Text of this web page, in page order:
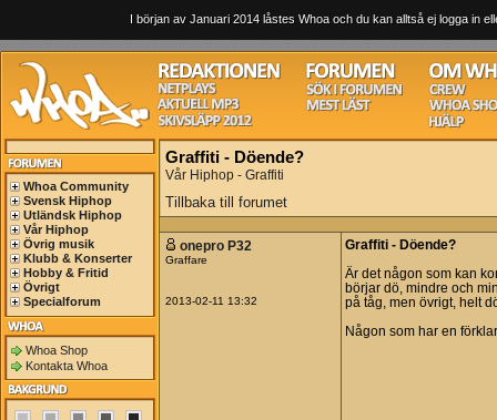
I början av Januari 2014 låstes Whoa och du kan alltså ej logga in
Whoa Community
Svensk Hiphop
Utländsk Hiphop
Vår Hiphop
Övrig musik
Klubb & Konserter
Hobby & Fritid
Övrigt
Specialforum
Whoa Shop
Kontakta Whoa
Graffiti - Döende?
Vår Hiphop - Graffiti
Tillbaka till forumet
onepro P32
Graffare
2013-02-11 13:32
Graffiti - Döende?
Är det någon som kan
börjar dö, mindre och
på tåg, men övrigt, helt
Någon som har en